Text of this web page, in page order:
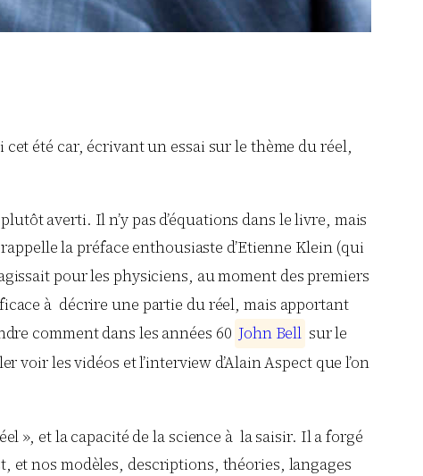
cet été car, écrivant un essai sur le thème du réel,
averti. Il n’y pas d’équations dans le livre, mais
la préface enthousiaste d’Etienne Klein (qui
pour les physiciens, au moment des premiers
à décrire une partie du réel, mais apportant
comment dans les années 60 John Bell sur le
voir les vidéos et l’interview d’Alain Aspect que l’on
», et la capacité de la science à la saisir. Il a forgé
et nos modèles, descriptions, théories, langages